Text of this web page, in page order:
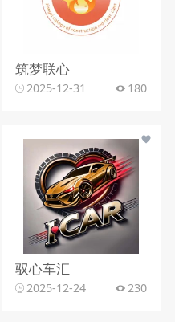
筑梦联心
2025-12-31 180
驭心车汇
2025-12-24 230